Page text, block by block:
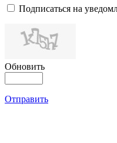
Подписаться на
Обновить
Отправить